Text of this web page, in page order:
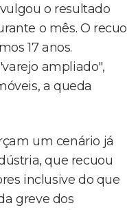
o resultado
o mês. O recuo
17 anos.
ampliado",
a queda
um cenário já
que recuou
inclusive do que
greve dos